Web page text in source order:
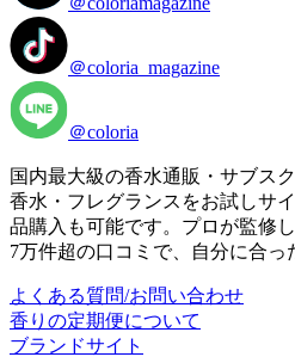
＠coloria_magazine
＠coloria
国内最大級の香水通販・サブス
香水・フレグランスをお試しサ
品購入も可能です。プロが監修
7万件超の口コミで、自分に合っ
よくある質問/お問い合わせ
香りの定期便について
ブランドサイト